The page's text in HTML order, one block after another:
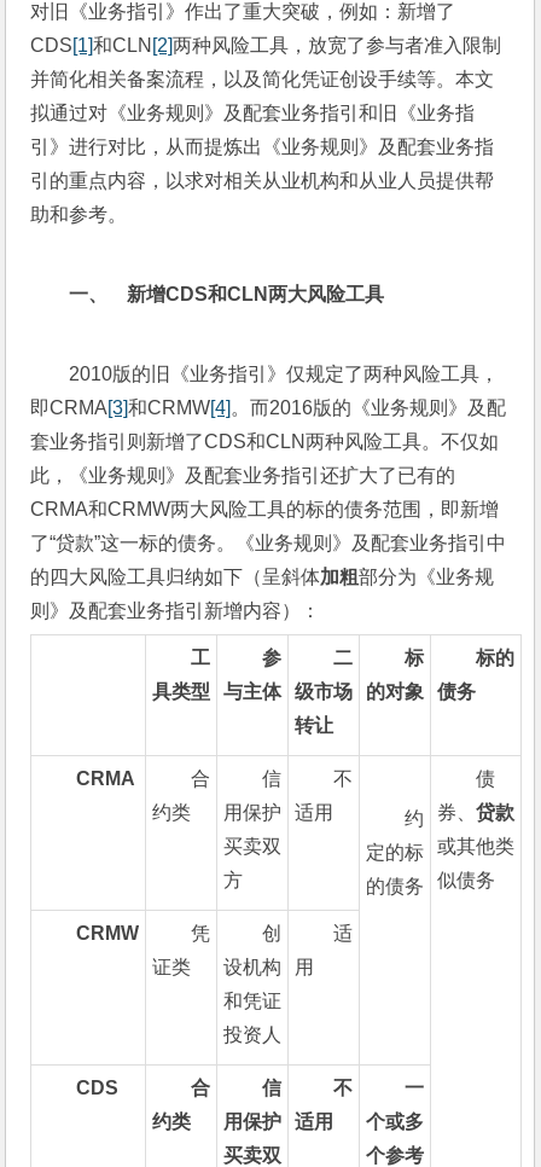
对旧《业务指引》作出了重大突破，例如：新增了
CDS[1]和CLN [2]两种风险工具，放宽了参与者准入限制
并简化相关备案流程，以及简化凭证创设手续等。本文
拟通过对《业务规则》及配套业务指引和旧《业务指
引》进行对比，从而提炼出《业务规则》及配套业务指
引的重点内容，以求对相关从业机构和从业人员提供帮
助和参考。
一、 新增CDS和CLN两大风险工具
2010版的旧《业务指引》仅规定了两种风险工具，
即CRMA[3]和CRMW[4] 。而2016版的《业务规则》及配
套业务指引则新增了CDS和CLN两种风险工具。不仅如
此，《业务规则》及配套业务指引还扩大了已有的
CRMA和CRMW两大风险工具的标的债务范围，即新增
了“贷款”这一标的债务。《业务规则》及配套业务指引中
的四大风险工具归纳如下（呈斜体加粗部分为《业务规
则》及配套业务指引新增内容）：
工
具类型
参
与主体
二
级市场
转让
标
的对象
标的
债务
CRMA
合
约类
信
用保护
买卖双
方
不
适用
约
定的标
的债务
债
券、贷款
或其他类
似债务
CRMW
凭
证类
创
设机构
和凭证
投资人
适
用
CDS
合
约类
信
用保护
买卖双
不
适用
一
个或多
个参考